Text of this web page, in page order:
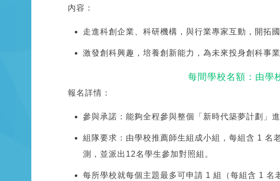
內容：
走進科創企業、科研機構，與行業專家互動，開拓
激發創科興趣，培養創新能力，為未來投身創科事
每間學校名額：由學
報名詳情：
參與承諾：能夠全程參與整個「新時代築夢計劃」
組隊要求：由學校推薦師生組成小組，每組含 1 名
測，並派出12名學生參加對照組。
每所學校就每個主題最多可申請 1 組（每組含 1